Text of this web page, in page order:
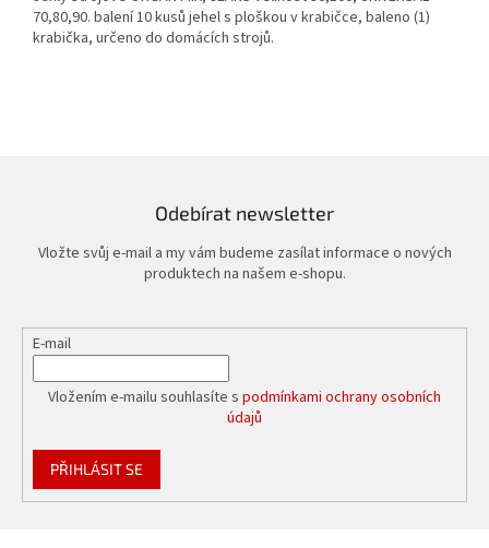
70,80,90. balení 10 kusů jehel s ploškou v krabičce, baleno (1)
krabička, určeno do domácích strojů.
Odebírat newsletter
Vložte svůj e-mail a my vám budeme zasílat informace o nových
produktech na našem e-shopu.
E-mail
Vložením e-mailu souhlasíte s podmínkami ochrany osobních
údajů
PŘIHLÁSIT SE